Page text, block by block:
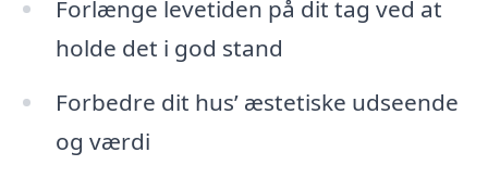
Forlænge levetiden på dit tag ved at
holde det i god stand
Forbedre dit hus’ æstetiske udseende
og værdi